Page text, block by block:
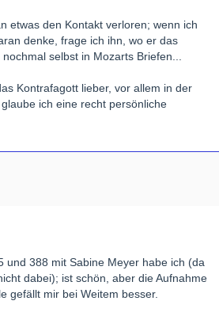
etwas den Kontakt verloren; wenn ich
denke, frage ich ihn, wo er das
selbst in Mozarts Briefen...
Kontrafagott lieber, vor allem in der
ich eine recht persönliche
und 388 mit Sabine Meyer habe ich (da
dabei); ist schön, aber die Aufnahme
gefällt mir bei Weitem besser.